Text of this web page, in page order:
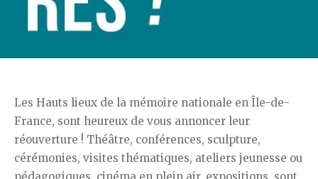
Les Hauts lieux de la mémoire nationale en Île-de-
France, sont heureux de vous annoncer leur
réouverture ! Théâtre, conférences, sculpture,
cérémonies, visites thématiques, ateliers jeunesse ou